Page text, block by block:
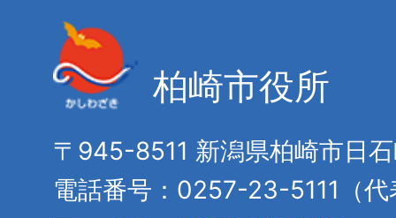
柏崎市役所
〒945-8511 新潟県柏崎市日
電話番号：0257-23-5111（代